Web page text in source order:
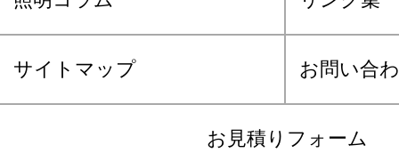
サイトマップ お問い合
お見積りフォーム